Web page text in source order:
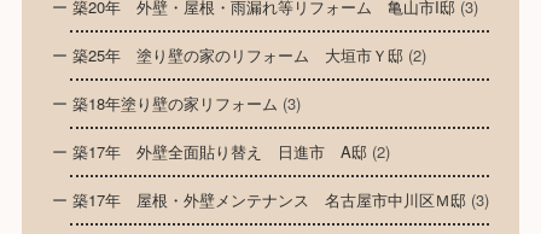
築20年 外壁・屋根・雨漏れ等リフォーム 亀山市I邸(3)
築25年 塗り壁の家のリフォーム 大垣市Ｙ邸(2)
築18年塗り壁の家リフォーム (3)
築17年 外壁全面貼り替え 日進市 A邸(2)
築17年 屋根・外壁メンテナンス 名古屋市中川区Ｍ邸(3)